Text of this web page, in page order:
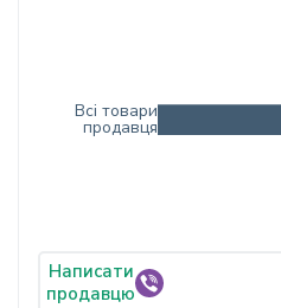
Написати
продавцю
Всі товари
продавця